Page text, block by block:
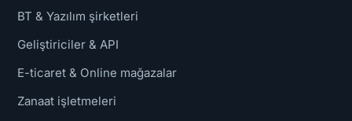
BT & Yazılım şirketleri
Geliştiriciler & API
E-ticaret & Online mağazalar
Zanaat işletmeleri